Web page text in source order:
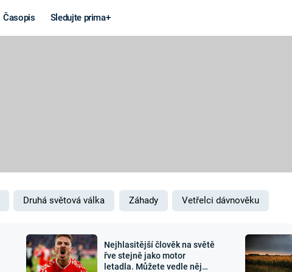
Časopis Sledujte prima+
MARS
Záhady a
Zajímavosti
Druhá světová válka Záhady Vetřelci dávnověku
Nejhlasitější člověk na světě
řve stejně jako motor
letadla. Můžete vedle něj